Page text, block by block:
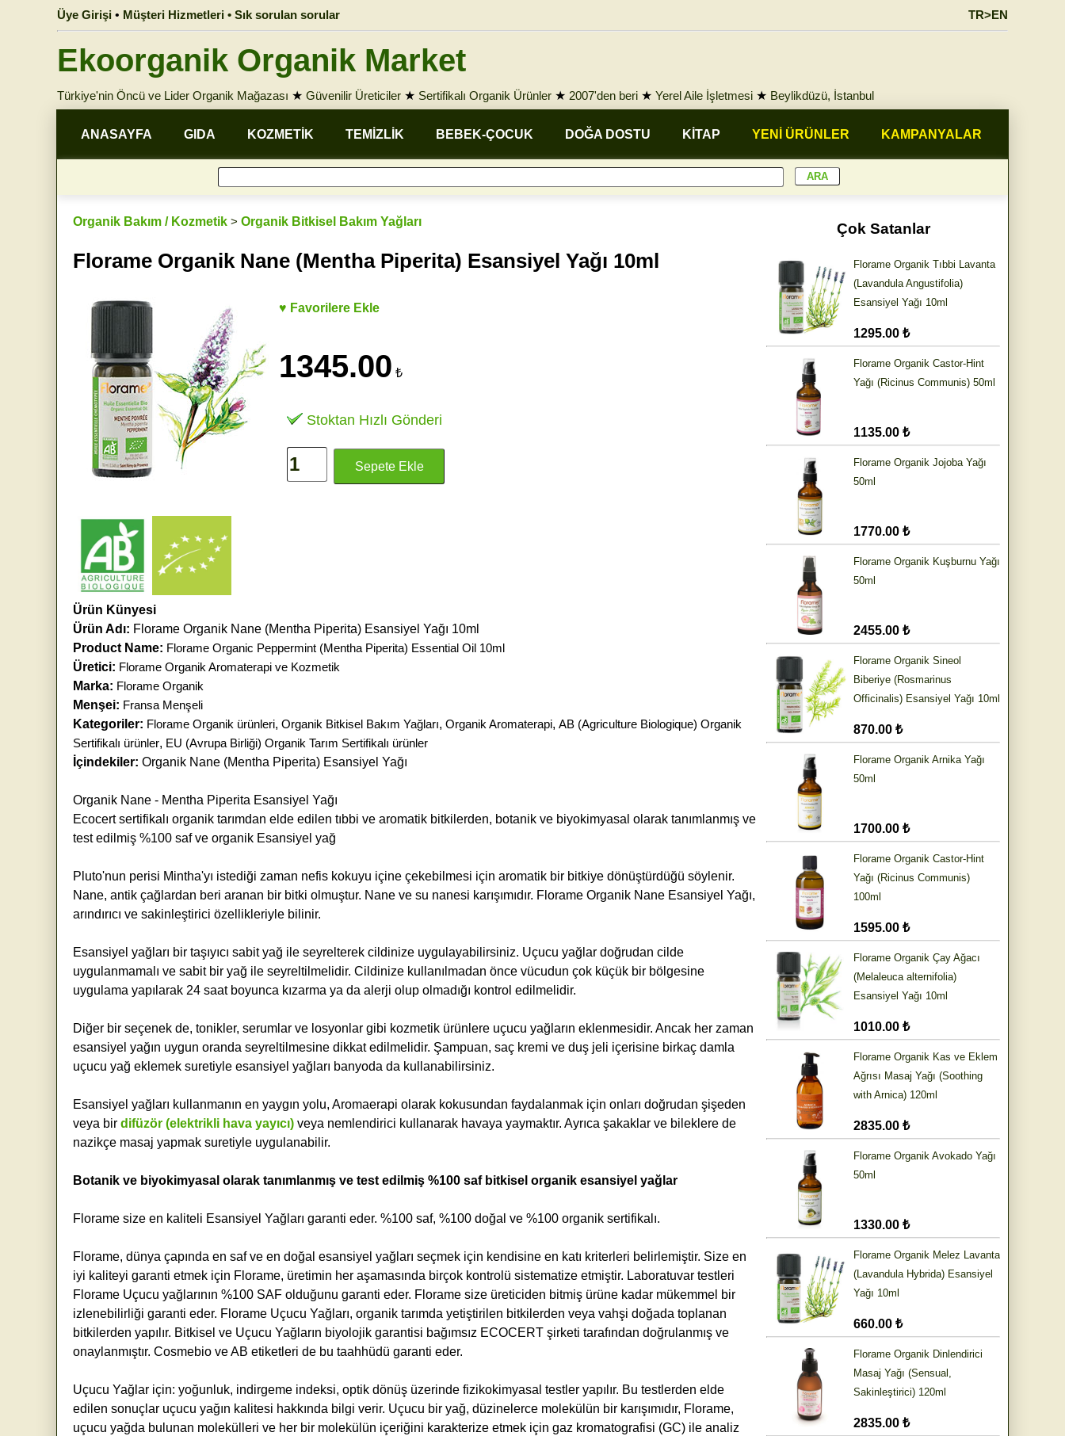
Üye Girişi • Müşteri Hizmetleri • Sık sorulan sorular TR>EN
Ekoorganik Organik Market
Türkiye'nin Öncü ve Lider Organik Mağazası ★ Güvenilir Üreticiler ★ Sertifikalı Organik Ürünler ★ 2007'den beri ★ Yerel Aile İşletmesi ★ Beylikdüzü, İstanbul
ANASAYFA GIDA KOZMETİK TEMİZLİK BEBEK-ÇOCUK DOĞA DOSTU KİTAP YENİ ÜRÜNLER KAMPANYALAR
Organik Bakım / Kozmetik > Organik Bitkisel Bakım Yağları
Florame Organik Nane (Mentha Piperita) Esansiyel Yağı 10ml
♥ Favorilere Ekle
1345.00 ₺
Stoktan Hızlı Gönderi
Ürün Künyesi
Ürün Adı: Florame Organik Nane (Mentha Piperita) Esansiyel Yağı 10ml
Product Name: Florame Organic Peppermint (Mentha Piperita) Essential Oil 10ml
Üretici: Florame Organik Aromaterapi ve Kozmetik
Marka: Florame Organik
Menşei: Fransa Menşeli
Kategoriler: Florame Organik ürünleri, Organik Bitkisel Bakım Yağları, Organik Aromaterapi, AB (Agriculture Biologique) Organik
Sertifikalı ürünler, EU (Avrupa Birliği) Organik Tarım Sertifikalı ürünler
İçindekiler: Organik Nane (Mentha Piperita) Esansiyel Yağı
Organik Nane - Mentha Piperita Esansiyel Yağı
Ecocert sertifikalı organik tarımdan elde edilen tıbbi ve aromatik bitkilerden, botanik ve biyokimyasal olarak tanımlanmış ve
test edilmiş %100 saf ve organik Esansiyel yağ
Pluto'nun perisi Mintha'yı istediği zaman nefis kokuyu içine çekebilmesi için aromatik bir bitkiye dönüştürdüğü söylenir.
Nane, antik çağlardan beri aranan bir bitki olmuştur. Nane ve su nanesi karışımıdır. Florame Organik Nane Esansiyel Yağı,
arındırıcı ve sakinleştirici özellikleriyle bilinir.
Esansiyel yağları bir taşıyıcı sabit yağ ile seyrelterek cildinize uygulayabilirsiniz. Uçucu yağlar doğrudan cilde
uygulanmamalı ve sabit bir yağ ile seyreltilmelidir. Cildinize kullanılmadan önce vücudun çok küçük bir bölgesine
uygulama yapılarak 24 saat boyunca kızarma ya da alerji olup olmadığı kontrol edilmelidir.
Diğer bir seçenek de, tonikler, serumlar ve losyonlar gibi kozmetik ürünlere uçucu yağların eklenmesidir. Ancak her zaman
esansiyel yağın uygun oranda seyreltilmesine dikkat edilmelidir. Şampuan, saç kremi ve duş jeli içerisine birkaç damla
uçucu yağ eklemek suretiyle esansiyel yağları banyoda da kullanabilirsiniz.
Esansiyel yağları kullanmanın en yaygın yolu, Aromaerapi olarak kokusundan faydalanmak için onları doğrudan şişeden
veya bir difüzör (elektrikli hava yayıcı) veya nemlendirici kullanarak havaya yaymaktır. Ayrıca şakaklar ve bileklere de
nazikçe masaj yapmak suretiyle uygulanabilir.
Botanik ve biyokimyasal olarak tanımlanmış ve test edilmiş %100 saf bitkisel organik esansiyel yağlar
Florame size en kaliteli Esansiyel Yağları garanti eder. %100 saf, %100 doğal ve %100 organik sertifikalı.
Florame, dünya çapında en saf ve en doğal esansiyel yağları seçmek için kendisine en katı kriterleri belirlemiştir. Size en
iyi kaliteyi garanti etmek için Florame, üretimin her aşamasında birçok kontrolü sistematize etmiştir. Laboratuvar testleri
Florame Uçucu yağlarının %100 SAF olduğunu garanti eder. Florame size üreticiden bitmiş ürüne kadar mükemmel bir
izlenebilirliği garanti eder. Florame Uçucu Yağları, organik tarımda yetiştirilen bitkilerden veya vahşi doğada toplanan
bitkilerden yapılır. Bitkisel ve Uçucu Yağların biyolojik garantisi bağımsız ECOCERT şirketi tarafından doğrulanmış ve
onaylanmıştır. Cosmebio ve AB etiketleri de bu taahhüdü garanti eder.
Uçucu Yağlar için: yoğunluk, indirgeme indeksi, optik dönüş üzerinde fizikokimyasal testler yapılır. Bu testlerden elde
edilen sonuçlar uçucu yağın kalitesi hakkında bilgi verir. Uçucu bir yağ, düzinelerce molekülün bir karışımıdır, Florame,
uçucu yağda bulunan molekülleri ve her bir molekülün içeriğini karakterize etmek için gaz kromatografisi (GC) ile analiz
Çok Satanlar
Florame Organik Tıbbi Lavanta
(Lavandula Angustifolia)
Esansiyel Yağı 10ml
1295.00 ₺
Florame Organik Castor-Hint
Yağı (Ricinus Communis) 50ml
1135.00 ₺
Florame Organik Jojoba Yağı
50ml
1770.00 ₺
Florame Organik Kuşburnu Yağı
50ml
2455.00 ₺
Florame Organik Sineol
Biberiye (Rosmarinus
Officinalis) Esansiyel Yağı 10ml
870.00 ₺
Florame Organik Arnika Yağı
50ml
1700.00 ₺
Florame Organik Castor-Hint
Yağı (Ricinus Communis)
100ml
1595.00 ₺
Florame Organik Çay Ağacı
(Melaleuca alternifolia)
Esansiyel Yağı 10ml
1010.00 ₺
Florame Organik Kas ve Eklem
Ağrısı Masaj Yağı (Soothing
with Arnica) 120ml
2835.00 ₺
Florame Organik Avokado Yağı
50ml
1330.00 ₺
Florame Organik Melez Lavanta
(Lavandula Hybrida) Esansiyel
Yağı 10ml
660.00 ₺
Florame Organik Dinlendirici
Masaj Yağı (Sensual,
Sakinleştirici) 120ml
2835.00 ₺